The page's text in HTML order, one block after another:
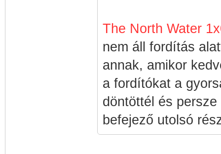
The North Water
nem áll fordítás
annak, amikor
a fordítókat a
döntöttél és
befejező utolsó